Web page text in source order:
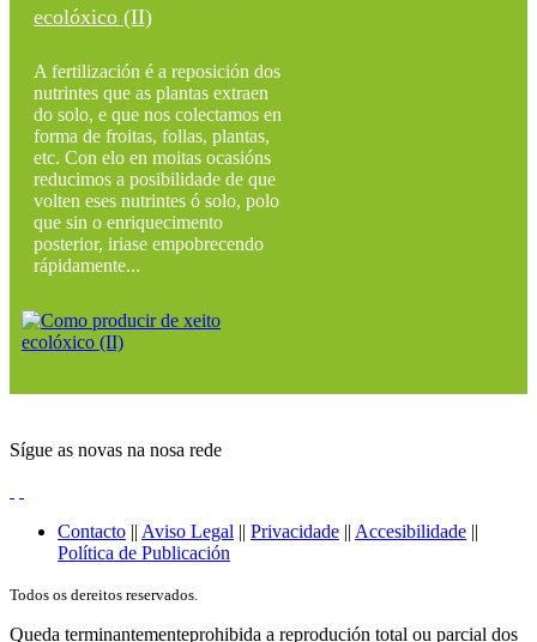
ecolóxico (II)
A fertilización é a reposición dos
nutrintes que as plantas extraen
do solo, e que nos colectamos en
forma de froitas, follas, plantas,
etc. Con elo en moitas ocasións
reducimos a posibilidade de que
volten eses nutrintes ó solo, polo
que sin o enriquecimento
posterior, iriase empobrecendo
rápidamente...
Sígue as novas na nosa rede
Contacto || Aviso Legal || Privacidade || Accesibilidade ||
Política de Publicación
Todos os dereitos reservados.
Queda terminantementeprohibida a reprodución total ou parcial dos